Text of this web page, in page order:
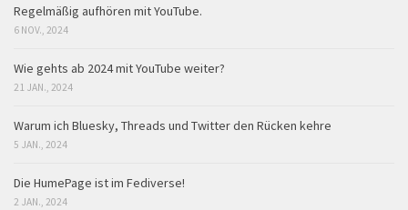
Regelmäßig aufhören mit YouTube.
6 NOV., 2024
Wie gehts ab 2024 mit YouTube weiter?
21 JAN., 2024
Warum ich Bluesky, Threads und Twitter den Rücken kehre
5 JAN., 2024
Die HumePage ist im Fediverse!
2 JAN., 2024